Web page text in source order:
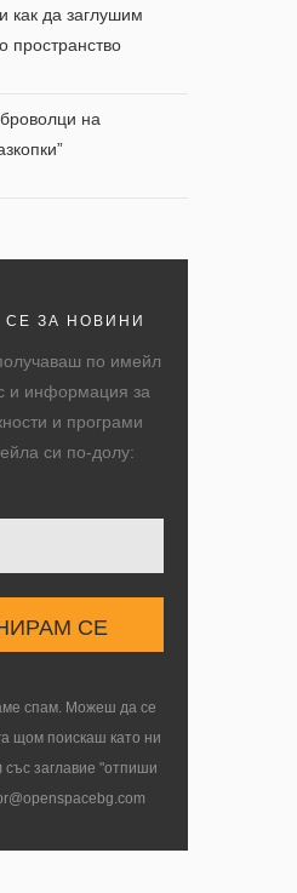
как да заглушим
пространство
на
ЗА НОВИНИ
по имейл
и информация за
и програми
си по-долу:
спам. Можеш да се
щом поискаш като ни
заглавие "отпиши